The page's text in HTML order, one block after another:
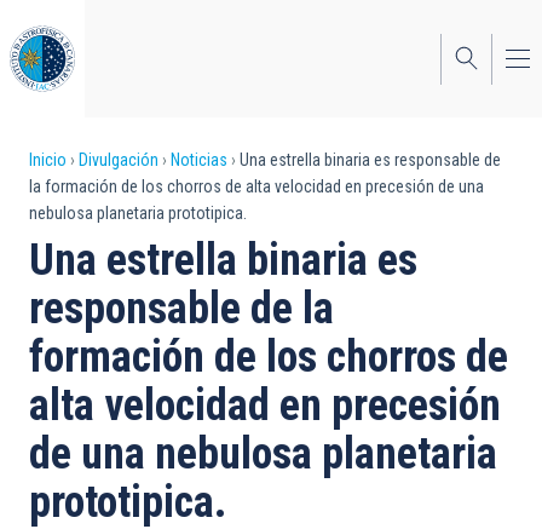
al
contenido
principal
Sobrescribir
enlaces
de
ayuda
a
la
navegación
Inicio Divulgación Noticias
Una estrella binaria es responsable de
la formación de los chorros de alta velocidad en precesión de una
nebulosa planetaria prototipica.
Una estrella binaria es
responsable de la
formación de los chorros de
alta velocidad en precesión
de una nebulosa planetaria
prototipica.